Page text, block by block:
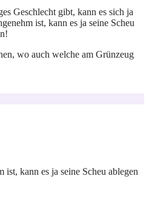
Geschlecht gibt, kann es sich ja
ist, kann es ja seine Scheu
wo auch welche am Grünzeug
ist, kann es ja seine Scheu ablegen